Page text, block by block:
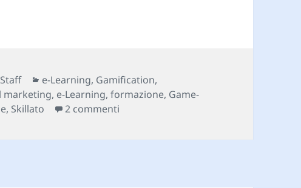
Categorie
e-Learning, Gamification,
marketing, e-Learning,formazione, Game-
, Skillato 2 commenti